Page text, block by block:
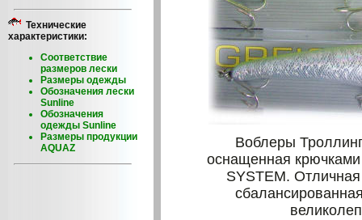
Технические
характеристики:
Соответствие
размеров лески
Размеры одежды
Обозначения лески
Sunline
Обозначения
одежды Sunline
Размеры продукции
AQUAZ
Воблеры
оснащенная
SYSTEM.